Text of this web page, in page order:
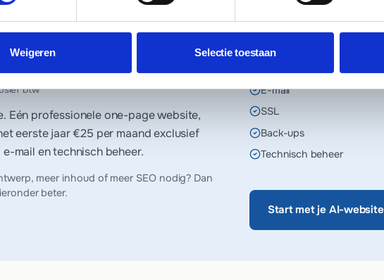
Weigeren Selectie toestaan
btw
Eén professionele one-page website,
eerste jaar€25 per maandexclusief
mail en technisch beheer.
meer inhoud of meer SEO nodig? Dan
beter.
EERSTE JAAR INBEGREPEN
E-mail
SSL
Back-ups
Technisch beheer
Start met je AI-website